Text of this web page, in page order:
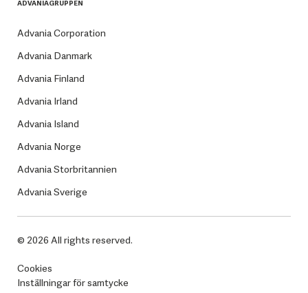
ADVANIAGRUPPEN
Advania Corporation
Advania Danmark
Advania Finland
Advania Irland
Advania Island
Advania Norge
Advania Storbritannien
Advania Sverige
© 2026 All rights reserved.
Cookies
Inställningar för samtycke